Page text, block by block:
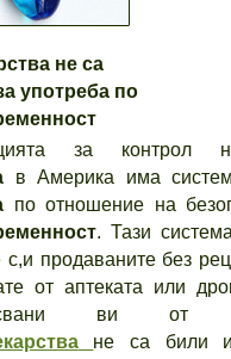
не са
употреба по
за контрол
в Америка има
по отношение на
. Тази
с,и продаваните без
от аптеката или
ви от
не са били